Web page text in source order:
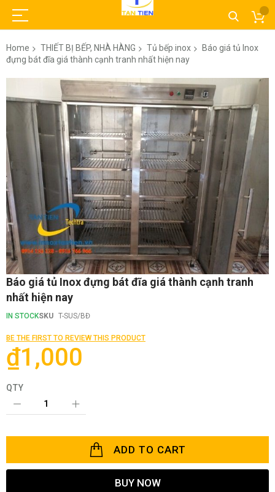
Home THIẾT BỊ BẾP, NHÀ HÀNG Tủ bếp inox
Báo giá tủ Inox
đựng bát đĩa giá thành cạnh tranh nhất hiện nay
the
the
images
gallery
Skip
the
of
images
gallery
Báo giá tủ Inox đựng bát đĩa giá thành cạnh tranh
nhất hiện nay
IN STOCKSKU T-SUS/BĐ
BE THE FIRST TO REVIEW THIS PRODUCT
₫1,000
QTY
ADD TO CART
BUY NOW